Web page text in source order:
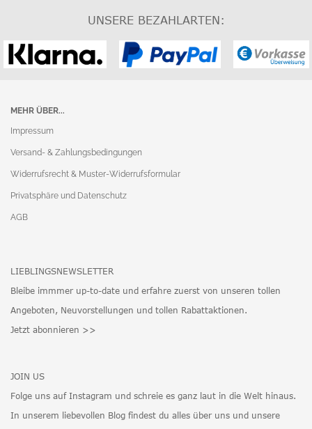
UNSERE BEZAHLARTEN:
MEHR ÜBER...
Impressum
Versand- & Zahlungsbedingungen
Widerrufsrecht & Muster-Widerrufsformular
Privatsphäre und Datenschutz
AGB
LIEBLINGSNEWSLETTER
Bleibe immmer up-to-date und erfahre zuerst von unseren tollen
Angeboten, Neuvorstellungen und tollen Rabattaktionen.
Jetzt abonnieren >>
JOIN US
Folge uns auf Instagram und schreie es ganz laut in die Welt hinaus.
In unserem liebevollen Blog findest du alles über uns und unsere